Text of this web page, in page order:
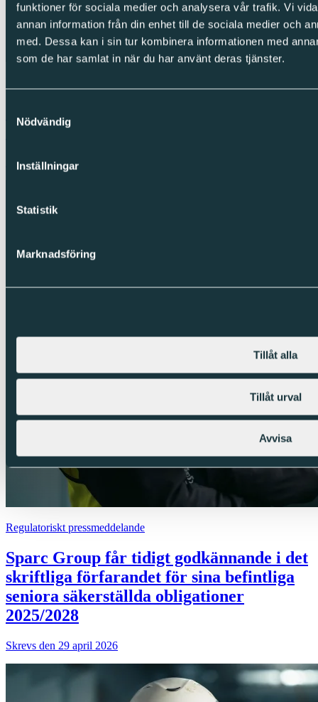
funktioner för sociala medier och analysera vår trafik. Vi
annan information från din enhet till de sociala medier och
med. Dessa kan i sin tur kombinera informationen med
som de har samlat in när du har använt deras tjänster.
Nödvändig
Inställningar
Statistik
Marknadsföring
Tillåt alla
Tillåt urval
Avvisa
Sparc Group AB (publ) Årsredovisning
och Hållbarhetsrapport 2025
Skrevs den 30 april 2026
Regulatoriskt pressmeddelande
Sparc Group får tidigt godkännande i det
skriftliga förfarandet för sina befintliga
seniora säkerställda obligationer
2025/2028
Skrevs den 29 april 2026